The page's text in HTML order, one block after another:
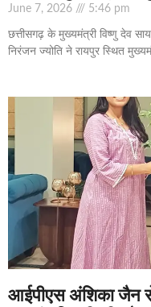
June 7, 2026 5:46 pm
छत्तीसगढ़ के मुख्यमंत्री विष्णु देव साय
निरंजन ज्योति ने रायपुर स्थित
आईपीएस अंशिका जैन